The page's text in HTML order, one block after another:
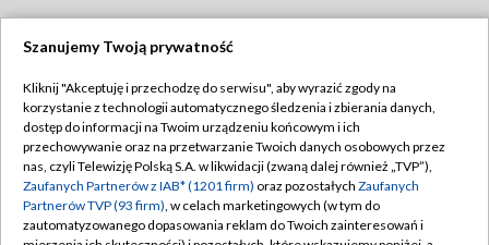
TVP
Abonament TVP
Emisja w TVP
Centrum informacji TVP
Regulamin TVP
Polityka prywatności
Moje zgody
Szanujemy Twoją prywatność
Kliknij "Akceptuję i przechodzę do serwisu", aby wyrazić zgody na
korzystanie z technologii automatycznego śledzenia i zbierania danych,
dostęp do informacji na Twoim urządzeniu końcowym i ich
przechowywanie oraz na przetwarzanie Twoich danych osobowych przez
nas, czyli Telewizję Polską S.A. w likwidacji (zwaną dalej również „TVP”),
Zaufanych Partnerów z IAB* (1201 firm) oraz pozostałych Zaufanych
Partnerów TVP (93 firm), w celach marketingowych (w tym do
zautomatyzowanego dopasowania reklam do Twoich zainteresowań i